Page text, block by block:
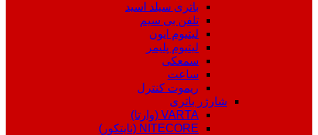
باتری سیلد اسید
تلفن بی سیم
لیتیوم ایون
لیتیوم پلیمر
سمعکی
ساعت
ریموت کنترل
شارژر باتری
VARTA (وارتا)
NITECORE (نایتکور)